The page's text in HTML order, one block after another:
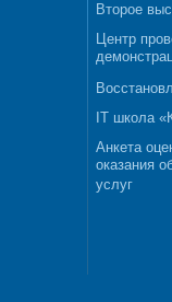
Второе
Центр
IT школа
Анкета
оказания
услуг